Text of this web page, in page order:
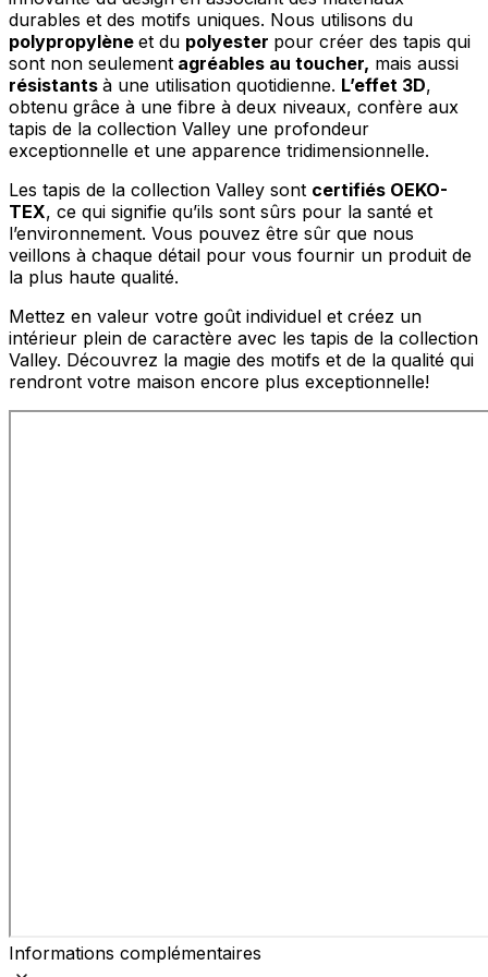
durables et des motifs uniques. Nous utilisons du
polypropylène et du polyester pour créer des tapis qui
sont non seulement agréables au toucher, mais aussi
résistants à une utilisation quotidienne. L’effet 3D,
obtenu grâce à une fibre à deux niveaux, confère aux
tapis de la collection Valley une profondeur
exceptionnelle et une apparence tridimensionnelle.
Les tapis de la collection Valley sont certifiés OEKO-
TEX, ce qui signifie qu’ils sont sûrs pour la santé et
l’environnement. Vous pouvez être sûr que nous
veillons à chaque détail pour vous fournir un produit de
la plus haute qualité.
Mettez en valeur votre goût individuel et créez un
intérieur plein de caractère avec les tapis de la collection
Valley. Découvrez la magie des motifs et de la qualité qui
rendront votre maison encore plus exceptionnelle!
Informations complémentaires